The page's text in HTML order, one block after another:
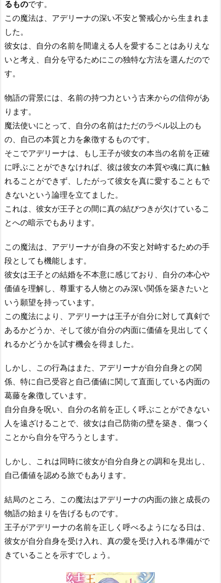
るものです。
この魔法は、アデリーナの深い不安と警戒心から生まれま
した。
彼女は、自分の名前を間違える人を愛することはありえな
いと考え、自分を守るためにこの独特な方法を選んだので
す。
物語の背景には、名前の持つ力という古来からの信仰があ
ります。
魔法使いにとって、自分の名前はただのラベル以上のも
の、自己の本質と力を象徴するものです。
そこでアデリーナは、もし王子が彼女の本当の名前を正確
に呼ぶことができなければ、彼は彼女の本質や魂に真に触
れることができず、したがって彼女を真に愛することもで
きないという論理を立てました。
これは、彼女が王子との間に真の結びつきが欠けているこ
とへの暗示でもあります。
この魔法は、アデリーナが自身の不安と対峙するための手
段としても機能します。
彼女は王子との結婚を不本意に感じており、自分の本心や
価値を理解し、尊重する人物とのみ深い関係を築きたいと
いう願望を持っています。
この魔法により、アデリーナは王子が自分に対して真剣で
あるかどうか、そして彼が自分の内面に価値を見出してく
れるかどうかを試す機会を得ました。
しかし、この行為はまた、アデリーナが自分自身との関
係、特に自己受容と自己価値に関して直面している内面の
葛藤を象徴しています。
自分自身を呪い、自分の名前を正しく呼ぶことができない
人を遠ざけることで、彼女は自己防衛の壁を築き、傷つく
ことから自分を守ろうとします。
しかし、これは同時に彼女が自分自身との調和を見出し、
自己価値を認める旅でもあります。
結局のところ、この魔法はアデリーナの内面の旅と成長の
物語の始まりを告げるものです。
王子がアデリーナの名前を正しく呼べるようになる日は、
彼女が自分自身を受け入れ、真の愛を受け入れる準備がで
きていることを示すでしょう。